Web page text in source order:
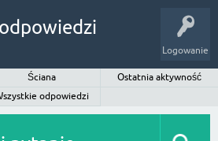
Logowanie
Ściana
Ostatnia aktywność
odpowiedzi